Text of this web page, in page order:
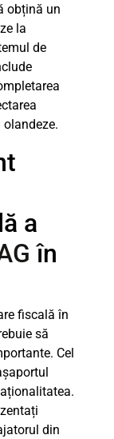
obțină un
la
de
a
în
fiscală în
să
Cel
din